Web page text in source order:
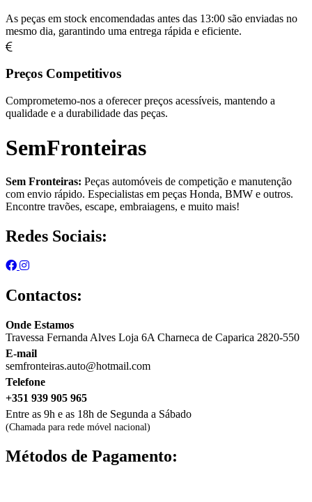
As peças em stock encomendadas antes das 13:00 são enviadas no
mesmo dia, garantindo uma entrega rápida e eficiente.
Preços Competitivos
Comprometemo-nos a oferecer preços acessíveis, mantendo a
qualidade e a durabilidade das peças.
SemFronteiras
Sem Fronteiras: Peças automóveis de competição e manutenção
com envio rápido. Especialistas em peças Honda, BMW e outros.
Encontre travões, escape, embraiagens, e muito mais!
Redes Sociais:
Contactos:
Onde Estamos
Travessa Fernanda Alves Loja 6A Charneca de Caparica 2820-550
E-mail
semfronteiras.auto@hotmail.com
Telefone
+351 939 905 965
Entre as 9h e as 18h de Segunda a Sábado
(Chamada para rede móvel nacional)
Métodos de Pagamento: